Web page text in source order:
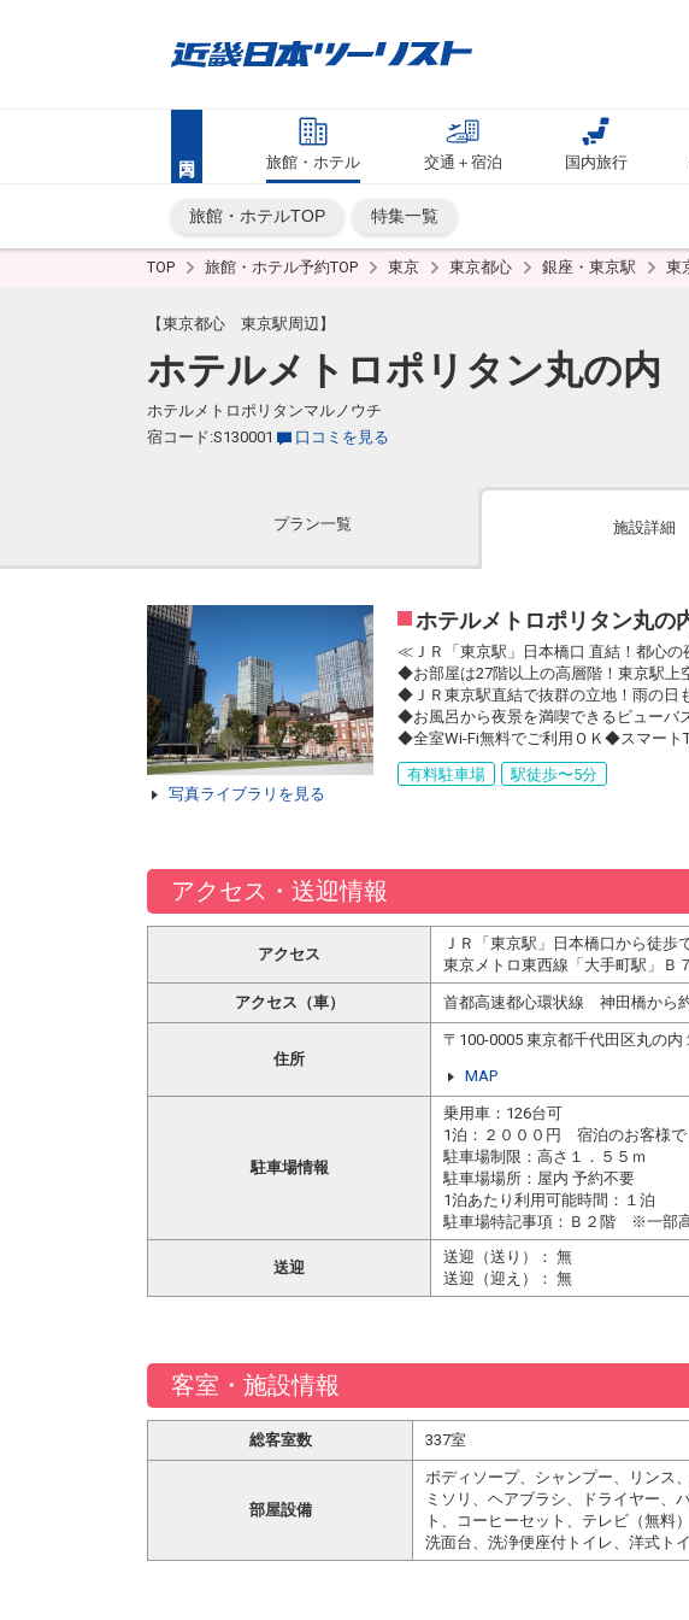
旅館・ホテル 交通＋宿泊 国内旅行
旅館・ホテルTOP 特集一覧
TOP 旅館・ホテル予約TOP 東京 東京都心 銀座・東京駅 東
【東京都心 東京駅周辺】
ホテルメトロポリタン丸の内
ホテルメトロポリタンマルノウチ
宿コード:S130001
口コミを見る
プラン一覧 施設詳細
写真ライブラリを見る
ホテルメトロポリタン丸の
≪ＪＲ「東京駅」日本橋口 直結！都心
◆お部屋は27階以上の高層階！東京駅上
◆ＪＲ東京駅直結で抜群の立地！雨の日
◆お風呂から夜景を満喫できるビューバ
◆全室Wi-Fi無料でご利用ＯＫ◆スマート
有料駐車場
駅徒歩〜5分
アクセス・送迎情報
アクセス
ＪＲ「東京駅」日本橋口から徒歩
東京メトロ東西線「大手町駅」Ｂ
アクセス（車） 首都高速都心環状線 神田橋から約
住所
〒100-0005 東京都千代田区丸の内
MAP
駐車場情報
乗用車：126台可
1泊：２０００円 宿泊のお客様で
駐車場制限：高さ１．５５ｍ
駐車場場所：屋内 予約不要
1泊あたり利用可能時間：１泊
駐車場特記事項：Ｂ２階 ※一部高
送迎
送迎（送り）： 無
送迎（迎え）： 無
客室・施設情報
総客室数 337室
部屋設備
ボディソープ、シャンプー、リンス
ミソリ、ヘアブラシ、ドライヤー、
ト、コーヒーセット、テレビ（無料
洗面台、洗浄便座付トイレ、洋式ト